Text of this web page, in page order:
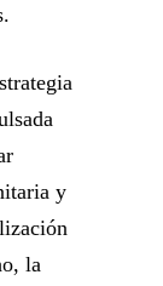
y
la